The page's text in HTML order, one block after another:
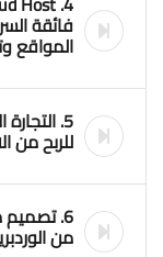
فائقة
المواقع
5.
للربح من
6.
من